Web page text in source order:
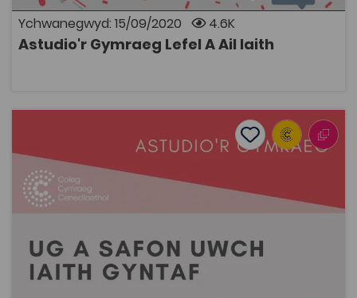
Ychwanegwyd: 15/09/2020 4.6K
Astudio'r Gymraeg Lefel A Ail Iaith
deunydd hyrwyddo a dolenni i wefannau allanol.
Astudio'r Gymraeg Lefel A Iaith Gyntaf
Add to favourites
Dyddiad cyhoeddi: 2020 Add to favourites
Astudio'r Gymraeg Lefel A Iaith Gyntaf
8.3K
Tagiau
Adnodd Coleg Cymraeg
Dyma gasgliad o adnoddau ar gyfer disgyblion ac